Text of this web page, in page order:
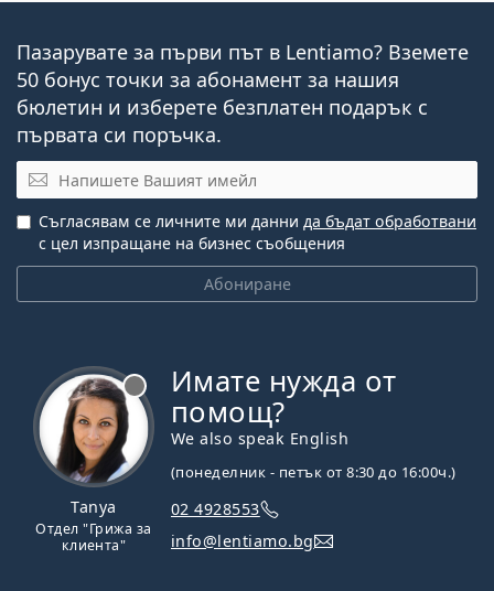
Пазарувате за първи път в Lentiamo? Вземете
50 бонус точки за абонамент за нашия
бюлетин и изберете безплатен подарък с
първата си поръчка.
Имейл
Абониране
Съгласявам се личните ми данни да бъдат обработвани
с цел изпращане на бизнес съобщения
Tanya
Отдел "Грижа за
клиента"
Имате нужда от
помощ?
We also speak English
(понеделник - петък от 8:30 до 16:00ч.)
02 4928553
info@lentiamo.bg